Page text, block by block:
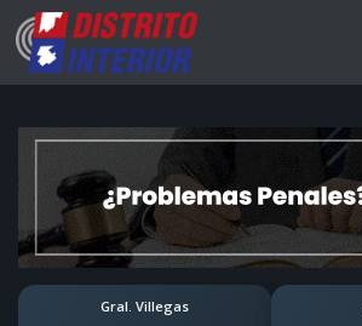
Gral. Villegas